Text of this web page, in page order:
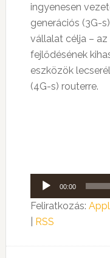
ingyenesen
generációs (3G-
vállalat célja –
fejlődésének
eszközök
(4G-s) routerre.
Audió
lejátszó
00:00
Feliratkozás:
RSS